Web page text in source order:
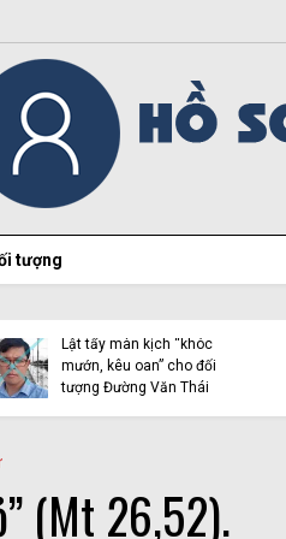
tượng
Việt Tân lại “chọc ngoáy”
bằng con mắt đôi tai dị
tật!
(Mt 26,52).